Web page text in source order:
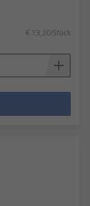
€ 13,20/Stück